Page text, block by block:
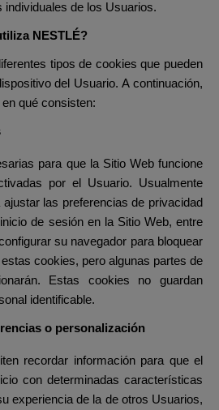
individuales de los Usuarios.
NESTLÉ?
tipos de cookies que pueden
del Usuario. A continuación,
qué consisten:
para que la Sitio Web funcione
por el Usuario. Usualmente
las preferencias de privacidad
de sesión en la Sitio Web, entre
su navegador para bloquear
cookies, pero algunas partes de
Estas cookies no guardan
identificable.
o personalización
recordar información para que el
con determinadas características
experiencia de la de otros Usuarios,